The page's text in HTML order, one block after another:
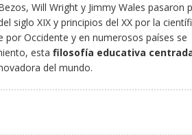
Will Wright y Jimmy Wales pasaron
siglo XIX y principios del XX por la
Occidente y en numerosos países se
esta filosofía educativa
del mundo.